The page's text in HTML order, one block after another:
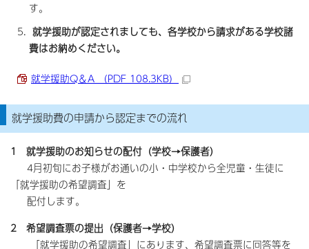
す。
就学援助が認定されましても、各学校から請求がある学校諸
費はお納めください。
就学援助Q＆A （PDF 108.3KB）
就学援助費の申請から認定までの流れ
1 就学援助のお知らせの配付（学校→保護者）
4月初旬にお子様がお通いの小・中学校から全児童・生徒に
「就学援助の希望調査」を
配付します。
2 希望調査票の提出（保護者→学校）
「就学援助の希望調査」にあります、希望調査票に回答等を